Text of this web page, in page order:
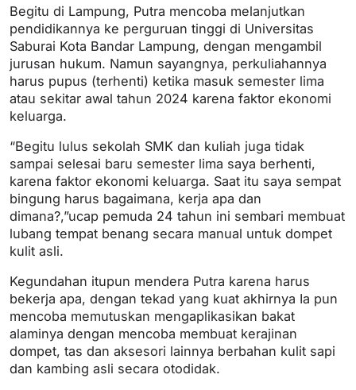
Begitu di Lampung, Putra mencoba melanjutkan
pendidikannya ke perguruan tinggi di Universitas
Saburai Kota Bandar Lampung, dengan mengambil
jurusan hukum. Namun sayangnya, perkuliahannya
harus pupus (terhenti) ketika masuk semester lima
atau sekitar awal tahun 2024 karena faktor ekonomi
keluarga.
“Begitu lulus sekolah SMK dan kuliah juga tidak
sampai selesai baru semester lima saya berhenti,
karena faktor ekonomi keluarga. Saat itu saya sempat
bingung harus bagaimana, kerja apa dan
dimana?,”ucap pemuda 24 tahun ini sembari membuat
lubang tempat benang secara manual untuk dompet
kulit asli.
Kegundahan itupun mendera Putra karena harus
bekerja apa, dengan tekad yang kuat akhirnya Ia pun
mencoba memutuskan mengaplikasikan bakat
alaminya dengan mencoba membuat kerajinan
dompet, tas dan aksesori lainnya berbahan kulit sapi
dan kambing asli secara otodidak.